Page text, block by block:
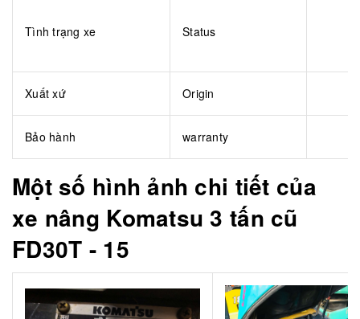
Tình trạng xe Status
Xuất xứ Origin
Bảo hành warranty
Một số hình ảnh chi tiết của
xe nâng Komatsu 3 tấn cũ
FD30T - 15